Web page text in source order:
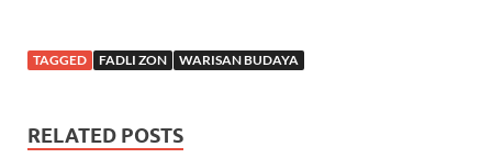
TAGGED FADLI ZON WARISAN BUDAYA
RELATED POSTS